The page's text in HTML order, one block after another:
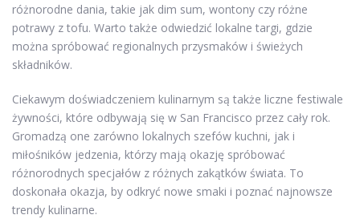
różnorodne dania, takie jak dim sum, wontony czy różne
potrawy z tofu. Warto także odwiedzić lokalne targi, gdzie
można spróbować regionalnych przysmaków i świeżych
składników.
Ciekawym doświadczeniem kulinarnym są także liczne festiwale
żywności, które odbywają się w San Francisco przez cały rok.
Gromadzą one zarówno lokalnych szefów kuchni, jak i
miłośników jedzenia, którzy mają okazję spróbować
różnorodnych specjałów z różnych zakątków świata. To
doskonała okazja, by odkryć nowe smaki i poznać najnowsze
trendy kulinarne.